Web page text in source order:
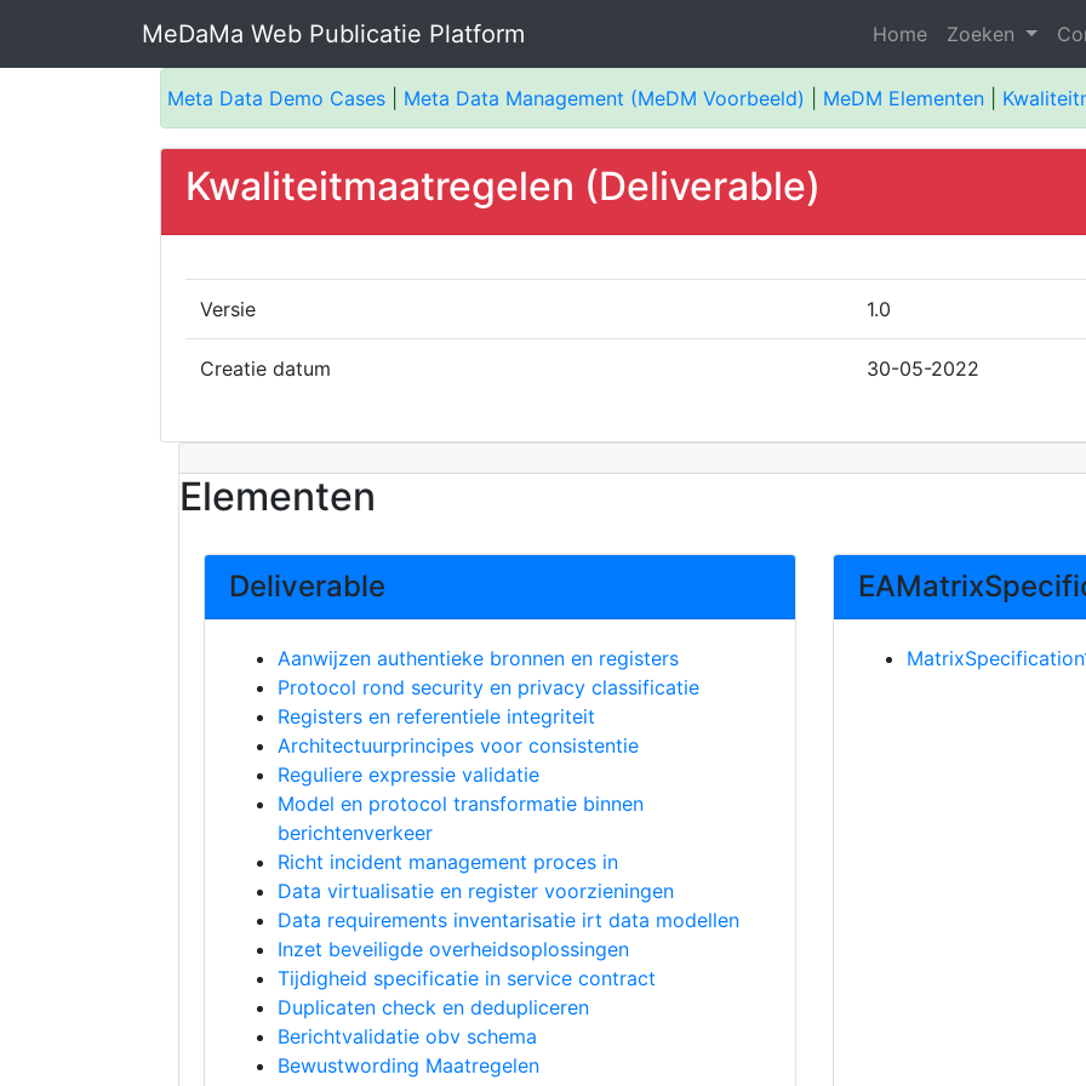
MeDaMa Web Publicatie Platform Home Zoeken
Meta Data Demo Cases Meta Data Management (MeDM Voorbeeld) MeDM Elementen
Kwaliteitmaatregelen (Deliverable)
Versie 1.0
Creatie datum 30-05-2022
Elementen
Deliverable
Aanwijzen authentieke bronnen en registers
Protocol rond security en privacy classificatie
Registers en referentiele integriteit
Architectuurprincipes voor consistentie
Reguliere expressie validatie
Model en protocol transformatie binnen
berichtenverkeer
Richt incident management proces in
Data virtualisatie en register voorzieningen
Data requirements inventarisatie irt data modellen
Inzet beveiligde overheidsoplossingen
Tijdigheid specificatie in service contract
Duplicaten check en dedupliceren
Berichtvalidatie obv schema
Bewustwording Maatregelen